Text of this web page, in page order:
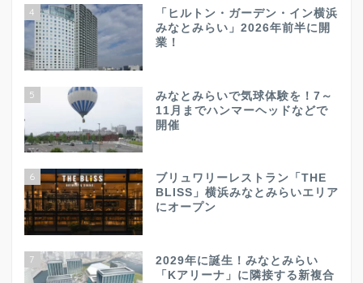
4
「ヒルトン・ガーデン・イン横浜
みなとみらい」2026年前半に開
業！
5
みなとみらいで気球体験を！7～
11月までハンマーヘッドなどで
開催
6
ブリュワリーレストラン「THE
BLISS」横浜みなとみらいエリア
にオープン
7
2029年に誕生！みなとみらい
「Kアリーナ」に隣接する新複合